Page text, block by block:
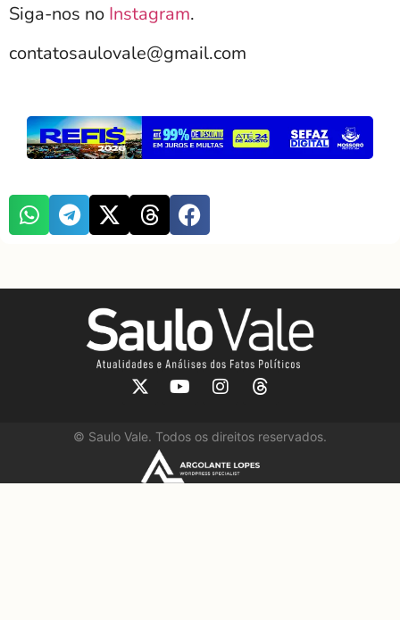
Siga-nos no Instagram.
contatosaulovale@gmail.com
© Saulo Vale. Todos os direitos reservados.